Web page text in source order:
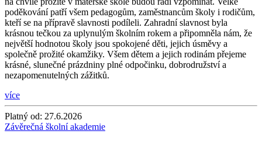
poděkování patří všem pedagogům, zaměstnancům školy i rodičům,
kteří se na přípravě slavnosti podíleli. Zahradní slavnost byla
krásnou tečkou za uplynulým školním rokem a připomněla nám, že
největší hodnotou školy jsou spokojené děti, jejich úsměvy a
společně prožité okamžiky. Všem dětem a jejich rodinám přejeme
krásné, slunečné prázdniny plné odpočinku, dobrodružství a
nezapomenutelných zážitků.
více
Platný od: 27.6.2026
Závěrečná školní akademie